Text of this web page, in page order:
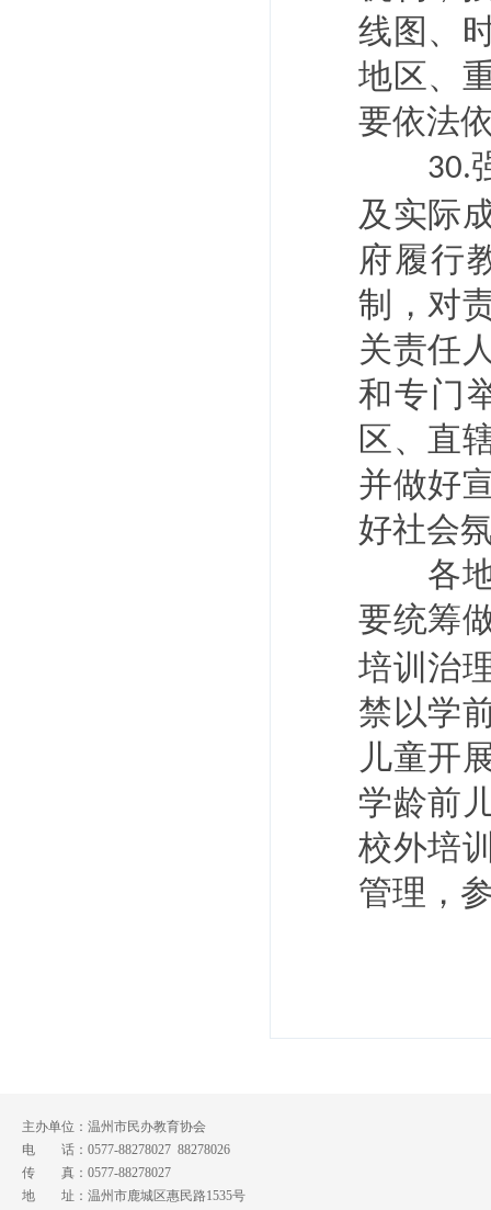
线图、
地区、
要依法
30.
及实际
府履行
制，对
关责任
和专门
区、直
并做好
好社会
各地
要统筹
培训治
禁以学
儿童开
学龄前
校外培
管理，
主办单位：温州市民办教育协会
电 话：0577-88278027 88278026
传 真：0577-88278027
地 址：温州市鹿城区惠民路1535号